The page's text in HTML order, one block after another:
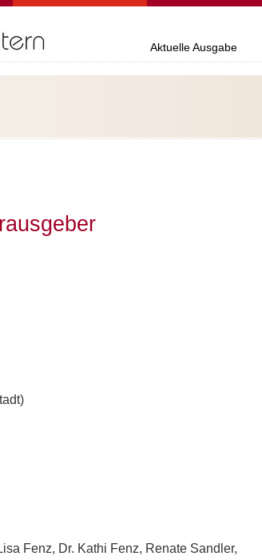
Aktuelle Ausgabe
Fenz, Dr. Kathi Fenz, Renate Sandler,